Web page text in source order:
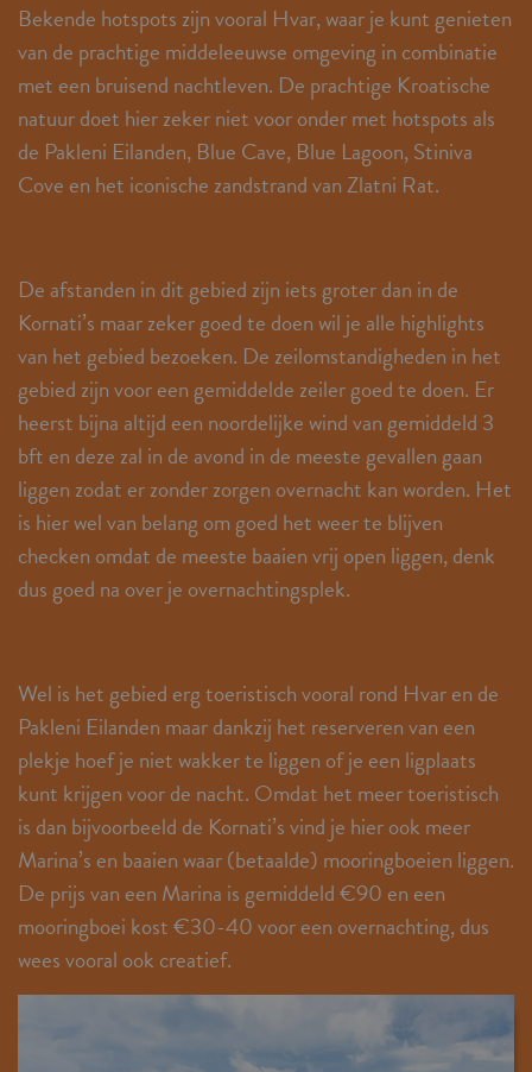
Bekende hotspots zijn vooral Hvar, waar je kunt genieten
van de prachtige middeleeuwse omgeving in combinatie
met een bruisend nachtleven. De prachtige Kroatische
natuur doet hier zeker niet voor onder met hotspots als
de Pakleni Eilanden, Blue Cave, Blue Lagoon, Stiniva
Cove en het iconische zandstrand van Zlatni Rat.
De afstanden in dit gebied zijn iets groter dan in de
Kornati’s maar zeker goed te doen wil je alle highlights
van het gebied bezoeken. De zeilomstandigheden in het
gebied zijn voor een gemiddelde zeiler goed te doen. Er
heerst bijna altijd een noordelijke wind van gemiddeld 3
bft en deze zal in de avond in de meeste gevallen gaan
liggen zodat er zonder zorgen overnacht kan worden. Het
is hier wel van belang om goed het weer te blijven
checken omdat de meeste baaien vrij open liggen, denk
dus goed na over je overnachtingsplek.
Wel is het gebied erg toeristisch vooral rond Hvar en de
Pakleni Eilanden maar dankzij het reserveren van een
plekje hoef je niet wakker te liggen of je een ligplaats
kunt krijgen voor de nacht. Omdat het meer toeristisch
is dan bijvoorbeeld de Kornati’s vind je hier ook meer
Marina’s en baaien waar (betaalde) mooringboeien liggen.
De prijs van een Marina is gemiddeld €90 en een
mooringboei kost €30-40 voor een overnachting, dus
wees vooral ook creatief.